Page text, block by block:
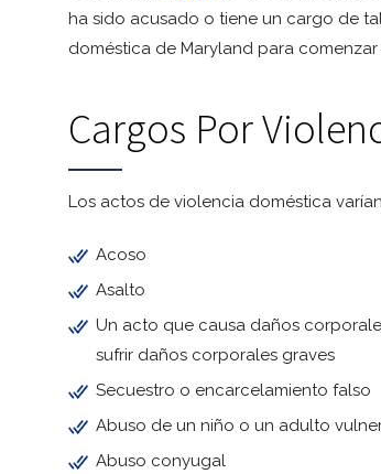
ha sido acusado o tiene un cargo de
doméstica de Maryland para
Cargos Por
Los actos de violencia doméstica
Acoso
Asalto
Un acto que causa daños
sufrir daños corporales graves
Secuestro o encarcelamiento falso
Abuso de un niño o un adulto
Abuso conyugal